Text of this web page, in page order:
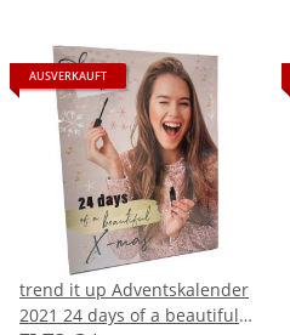
AUSVERKAUFT
trend it up Adventskalender
2021 24 days of a beautiful